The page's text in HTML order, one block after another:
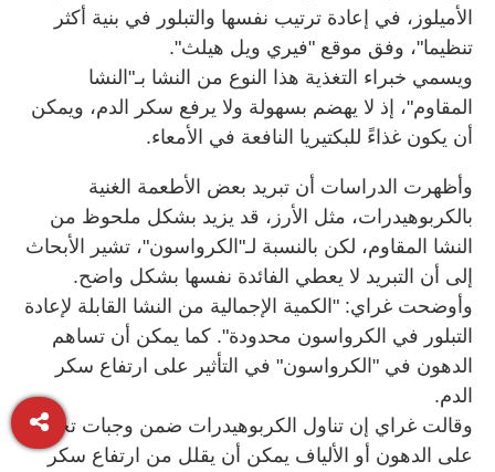
الأميلوز، في إعادة ترتيب نفسها والتبلور في بنية أكثر
تنظيما"، وفق موقع "فيري ويل هيلث".
ويسمي خبراء التغذية هذا النوع من النشا بـ"النشا
المقاوم"، إذ لا يهضم بسهولة ولا يرفع سكر الدم، ويمكن
أن يكون غذاءً للبكتيريا النافعة في الأمعاء.
وأظهرت الدراسات أن تبريد بعض الأطعمة الغنية
بالكربوهيدرات، مثل الأرز، قد يزيد بشكل ملحوظ من
النشا المقاوم، لكن بالنسبة لـ"الكرواسون"، تشير الأبحاث
إلى أن التبريد لا يعطي الفائدة نفسها بشكل واضح.
وأوضحت غراي: "الكمية الإجمالية من النشا القابلة لإعادة
التبلور في الكرواسون محدودة". كما يمكن أن تساهم
الدهون في "الكرواسون" في التأثير على ارتفاع سكر
الدم.
وقالت غراي إن تناول الكربوهيدرات ضمن وجبات تحتوي
على الدهون أو الألياف يمكن أن يقلل من ارتفاع سكر